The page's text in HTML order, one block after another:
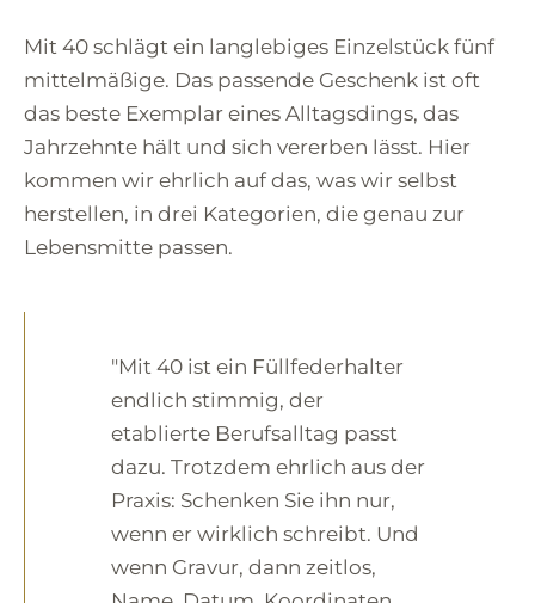
Mit 40 schlägt ein langlebiges Einzelstück fünf
mittelmäßige. Das passende Geschenk ist oft
das beste Exemplar eines Alltagsdings, das
Jahrzehnte hält und sich vererben lässt. Hier
kommen wir ehrlich auf das, was wir selbst
herstellen, in drei Kategorien, die genau zur
Lebensmitte passen.
"Mit 40 ist ein Füllfederhalter
endlich stimmig, der
etablierte Berufsalltag passt
dazu. Trotzdem ehrlich aus der
Praxis: Schenken Sie ihn nur,
wenn er wirklich schreibt. Und
wenn Gravur, dann zeitlos,